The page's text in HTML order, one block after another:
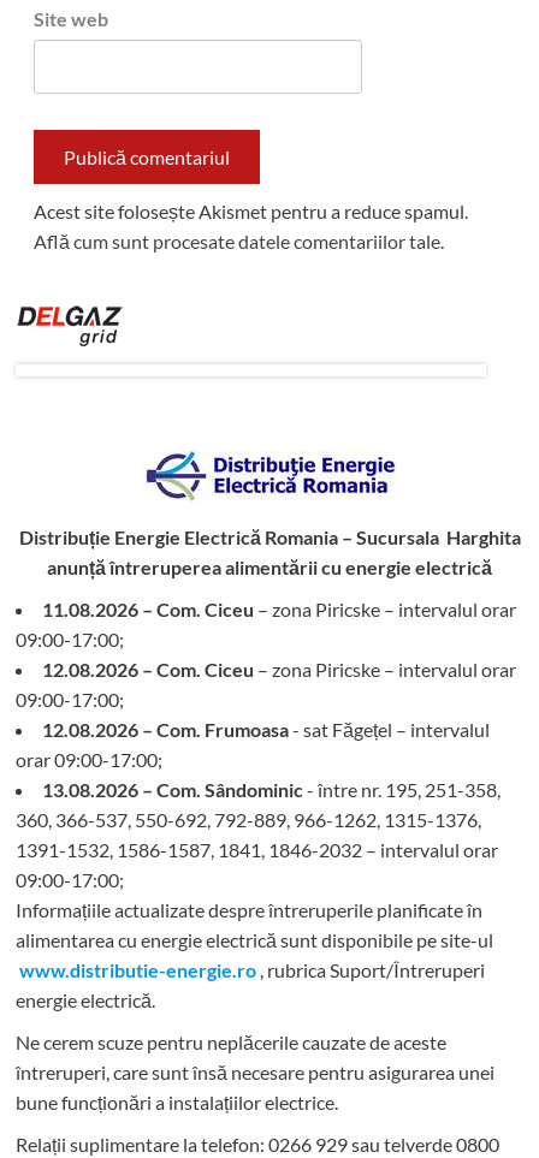
Site web
Acest site folosește Akismet pentru a reduce spamul.
Află cum sunt procesate datele comentariilor tale.
Distribuție Energie Electrică Romania – Sucursala Harghita
anunță întreruperea alimentării cu energie electrică
11.08.2026 – Com. Ciceu – zona Piricske – intervalul orar
09:00-17:00;
12.08.2026 – Com. Ciceu – zona Piricske – intervalul orar
09:00-17:00;
12.08.2026 – Com. Frumoasa- sat Făgețel – intervalul
orar 09:00-17:00;
13.08.2026 – Com. Sândominic- între nr. 195, 251-358,
360, 366-537, 550-692, 792-889, 966-1262, 1315-1376,
1391-1532, 1586-1587, 1841, 1846-2032 – intervalul orar
09:00-17:00;
Informațiile actualizate despre întreruperile planificate în
alimentarea cu energie electrică sunt disponibile pe site-ul
www.distributie-energie.ro , rubrica Suport/Întreruperi
energie electrică.
Ne cerem scuze pentru neplăcerile cauzate de aceste
întreruperi, care sunt însă necesare pentru asigurarea unei
bune funcționări a instalațiilor electrice.
Relații suplimentare la telefon: 0266 929 sau telverde 0800